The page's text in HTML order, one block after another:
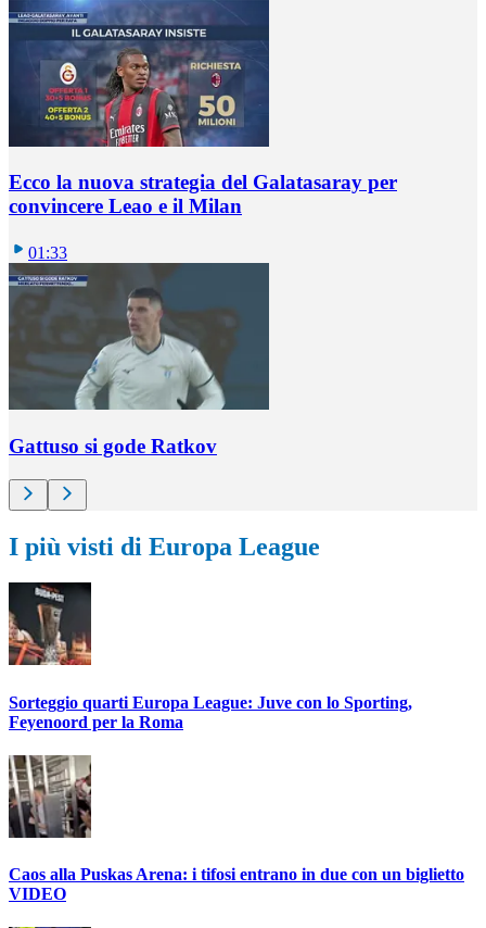
Ecco la nuova strategia del Galatasaray per
convincere Leao e il Milan
01:33
Gattuso si gode Ratkov
I più visti di Europa League
Sorteggio quarti Europa League: Juve con lo Sporting,
Feyenoord per la Roma
Caos alla Puskas Arena: i tifosi entrano in due con un biglietto
VIDEO